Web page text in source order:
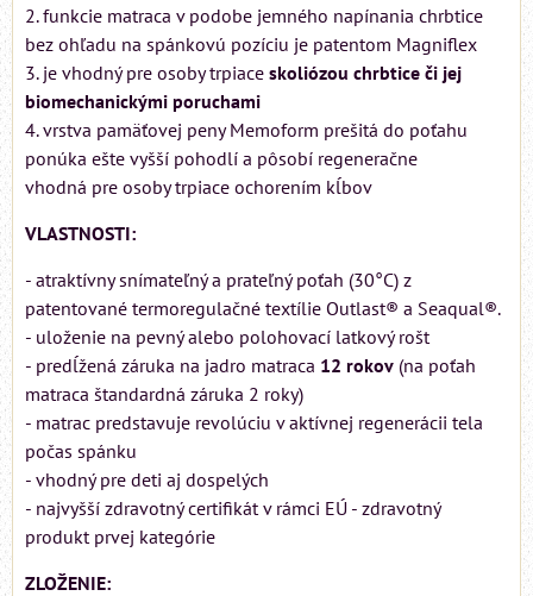
2. funkcie matraca v podobe jemného napínania chrbtice
bez ohľadu na spánkovú pozíciu je patentom Magniflex
3. je vhodný pre osoby trpiace skoliózou chrbtice či jej
biomechanickými poruchami
4. vrstva pamäťovej peny Memoform prešitá do poťahu
ponúka ešte vyšší pohodlí a pôsobí regeneračne
vhodná pre osoby trpiace ochorením kĺbov
VLASTNOSTI:
- atraktívny snímateľný a prateľný poťah (30°C) z
patentované termoregulačné textílie Outlast® a Seaqual®.
- uloženie na pevný alebo polohovací latkový rošt
- predĺžená záruka na jadro matraca 12 rokov (na poťah
matraca štandardná záruka 2 roky)
- matrac predstavuje revolúciu v aktívnej regenerácii tela
počas spánku
- vhodný pre deti aj dospelých
- najvyšší zdravotný certifikát v rámci EÚ - zdravotný
produkt prvej kategórie
ZLOŽENIE: